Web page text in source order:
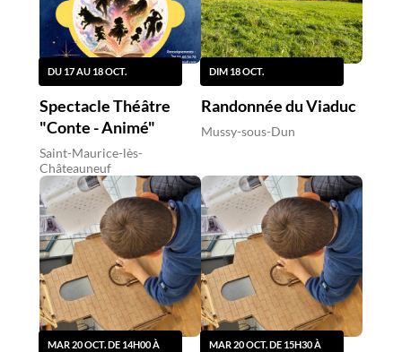
DU 17 AU 18 OCT.
Spectacle Théâtre
"Conte - Animé"
Saint-Maurice-lès-
Châteauneuf
DIM 18 OCT.
Randonnée du Viaduc
Mussy-sous-Dun
MAR 20 OCT. DE 14H00 À
MAR 20 OCT. DE 15H30 À